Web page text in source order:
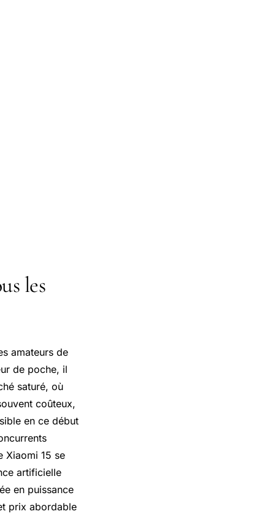
les
amateurs de
de poche, il
saturé, où
coûteux,
en ce début
Xiaomi 15 se
artificielle
en puissance
prix abordable